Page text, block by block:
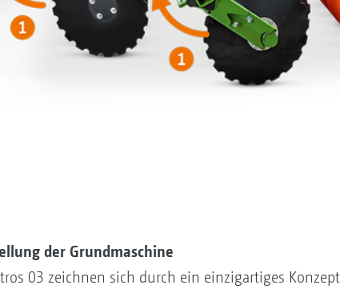
der Grundmaschine
03 zeichnen sich durch ein einzigartiges